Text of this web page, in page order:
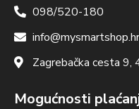
098/520-180
Zagrebačka cesta 9,
Mogućnosti